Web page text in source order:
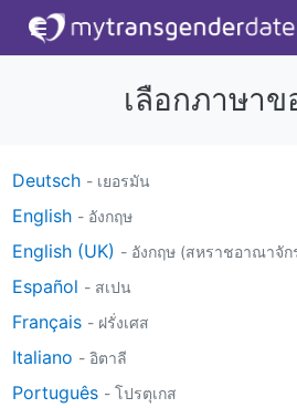
เลือกภาษา
Deutsch - เยอรมัน
English - อังกฤษ
English (UK) - อังกฤษ (สหราชอาณาจัก
Español - สเปน
Français - ฝรั่งเศส
Italiano - อิตาลี
Português - โปรตุเกส